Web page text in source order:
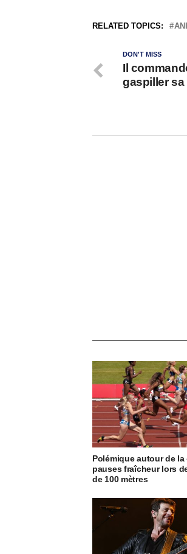
RELATED TOPICS:
DON'T MISS
Il
gaspiller
Polémique autour de
pauses fraîcheur lors
de 100 mètres